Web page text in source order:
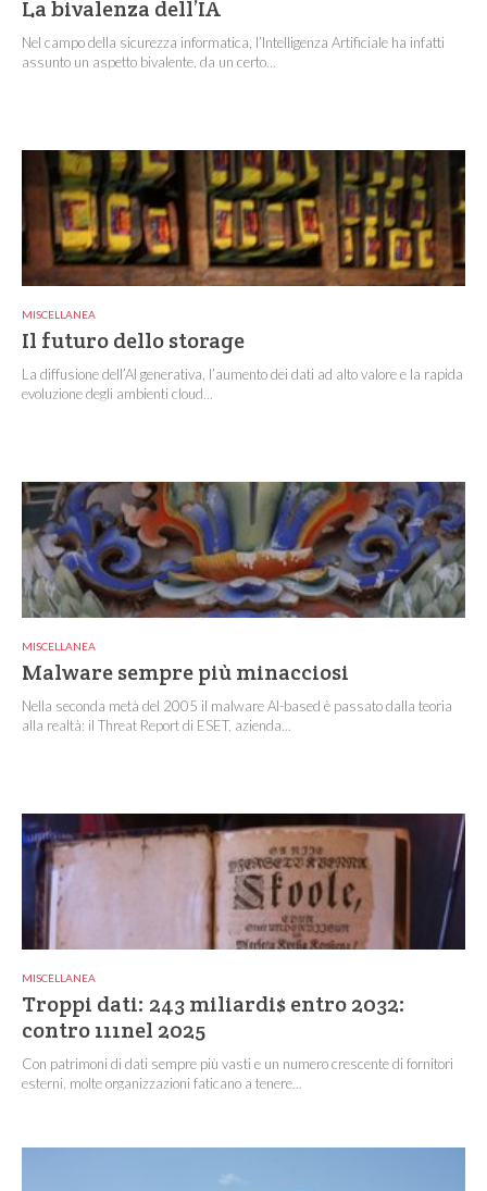
La bivalenza dell’IA
Nel campo della sicurezza informatica, l’Intelligenza Artificiale ha infatti
assunto un aspetto bivalente, da un certo...
MISCELLANEA
Il futuro dello storage
La diffusione dell’AI generativa, l’aumento dei dati ad alto valore e la rapida
evoluzione degli ambienti cloud...
MISCELLANEA
Malware sempre più minacciosi
Nella seconda metà del 2005 il malware AI-based è passato dalla teoria
alla realtà: il Threat Report di ESET, azienda...
MISCELLANEA
Troppi dati: 243 miliardi$ entro 2032:
contro 111nel 2025
Con patrimoni di dati sempre più vasti e un numero crescente di fornitori
esterni, molte organizzazioni faticano a tenere...